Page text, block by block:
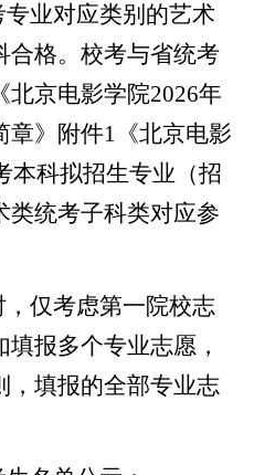
业对应类别的艺术
合格。校考与省统考
京电影学院2026年
章》附件1《北京电影
本科拟招生专业（招
类统考子科类对应参
仅考虑第一院校志
报多个专业志愿，
，填报的全部专业志